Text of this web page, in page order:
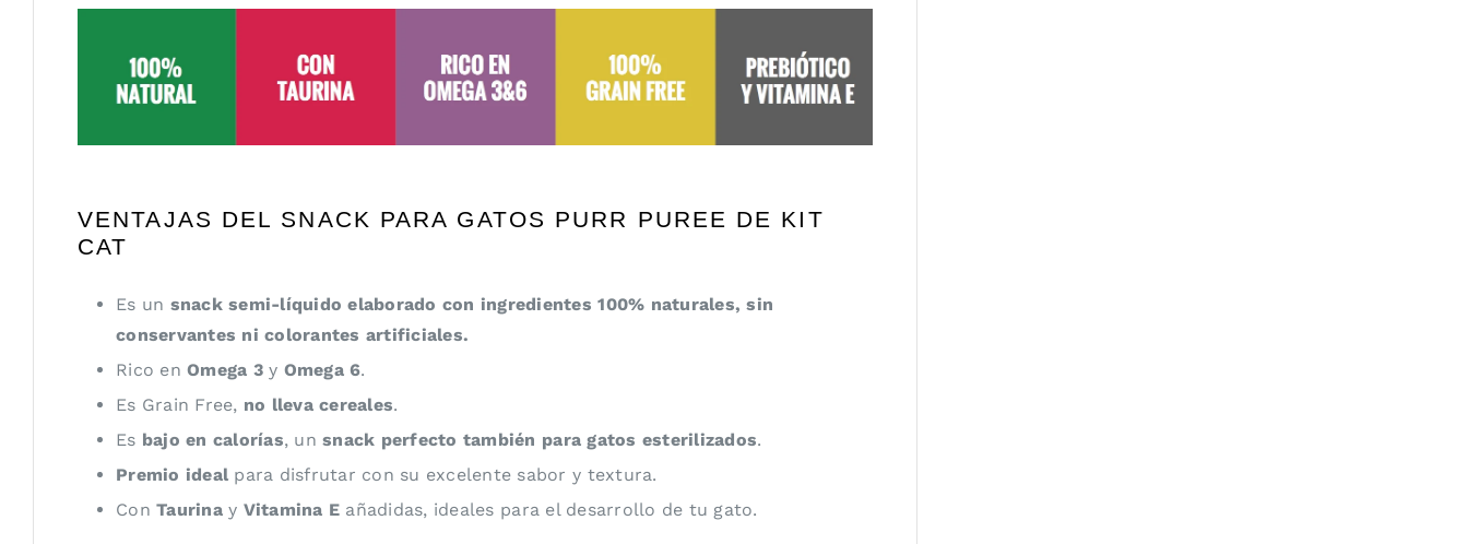
VENTAJAS DEL SNACK PARA GATOS PURR PUREE DE KIT
CAT
Es un snack semi-líquido elaborado con ingredientes 100% naturales, sin
conservantes ni colorantes artificiales.
Rico enOmega 3y Omega 6.
Es Grain Free, no lleva cereales.
Es bajo en calorías, unsnack perfecto también para gatos esterilizados.
Premio ideal para disfrutar con su excelente sabor y textura.
ConTaurinay Vitamina E añadidas, ideales para el desarrollo de tu gato.